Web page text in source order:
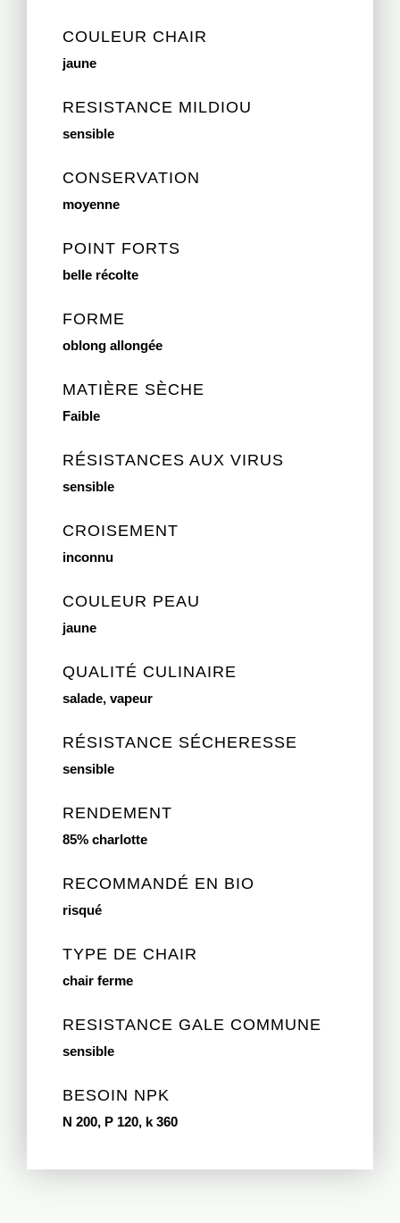
COULEUR CHAIR
jaune
RESISTANCE MILDIOU
sensible
CONSERVATION
moyenne
POINT FORTS
belle récolte
FORME
oblong allongée
MATIÈRE SÈCHE
Faible
RÉSISTANCES AUX VIRUS
sensible
CROISEMENT
inconnu
COULEUR PEAU
jaune
QUALITÉ CULINAIRE
salade, vapeur
RÉSISTANCE SÉCHERESSE
sensible
RENDEMENT
85% charlotte
RECOMMANDÉ EN BIO
risqué
TYPE DE CHAIR
chair ferme
RESISTANCE GALE COMMUNE
sensible
BESOIN NPK
N 200, P 120, k 360